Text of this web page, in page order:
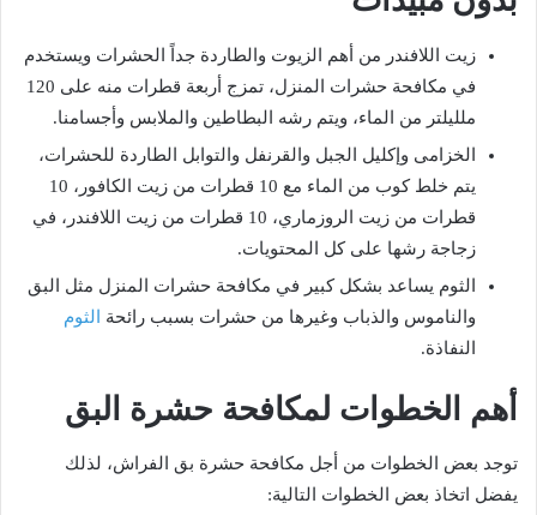
زيت اللافندر من أهم الزيوت والطاردة جداً الحشرات ويستخدم
في مكافحة حشرات المنزل، تمزج أربعة قطرات منه على 120
ملليلتر من الماء، ويتم رشه البطاطين والملابس وأجسامنا.
الخزامى وإكليل الجبل والقرنفل والتوابل الطاردة للحشرات،
يتم خلط كوب من الماء مع 10 قطرات من زيت الكافور، 10
قطرات من زيت الروزماري، 10 قطرات من زيت اللافندر، في
زجاجة رشها على كل المحتويات.
الثوم يساعد بشكل كبير في مكافحة حشرات المنزل مثل البق
والناموس والذباب وغيرها من حشرات بسبب رائحة الثوم
النفاذة.
أهم الخطوات لمكافحة حشرة البق
توجد بعض الخطوات من أجل مكافحة حشرة بق الفراش، لذلك
يفضل اتخاذ بعض الخطوات التالية: